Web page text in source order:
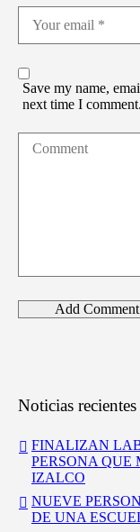
Save my name,
next time I comment.
Noticias recientes
FINALIZAN
PERSONA QUE
IZALCO
NUEVE
DE UNA